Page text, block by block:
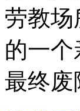
劳教
的一
最终废